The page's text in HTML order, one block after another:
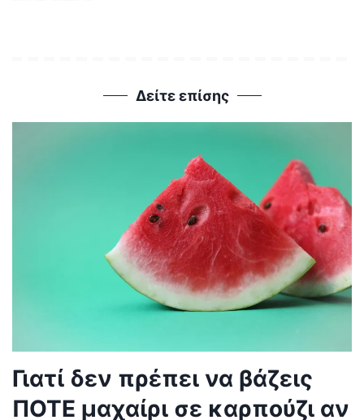
Δείτε επίσης
Γιατί δεν πρέπει να βάζεις
ΠΟΤΕ μαχαίρι σε καρπούζι αν